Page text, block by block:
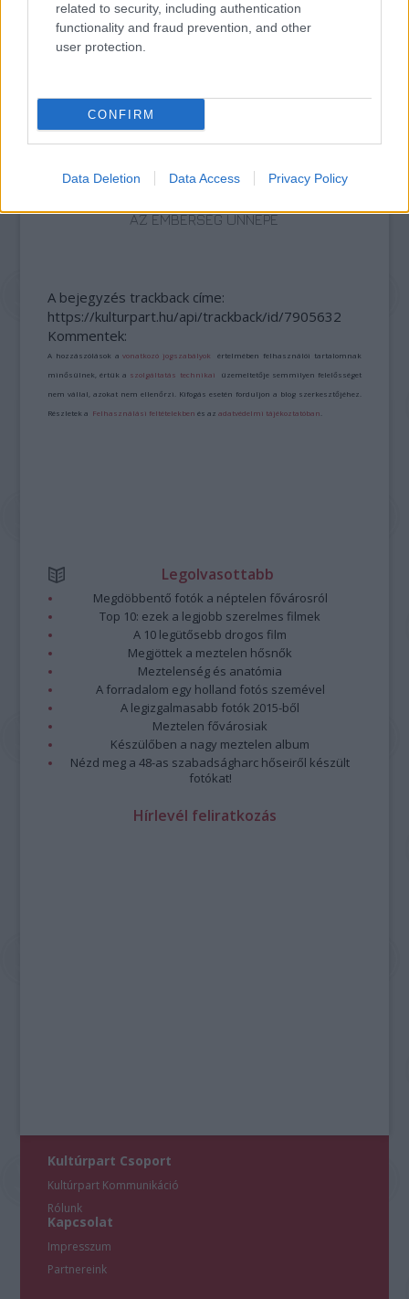
related to security, including authentication
functionality and fraud prevention, and other
user protection.
CONFIRM
Data Deletion Data Access Privacy Policy
AZ EMBERSÉG ÜNNEPE
A bejegyzés trackback címe:
https://kulturpart.hu/api/trackback/id/7905632
Kommentek:
A hozzászólások avonatkozó jogszabályok értelmében felhasználói tartalomnak
minősülnek, értük a szolgáltatás technikai üzemeltetője semmilyen felelősséget
nem vállal, azokat nem ellenőrzi. Kifogás esetén forduljon a blog szerkesztőjéhez.
Részletek a Felhasználási feltételekben és azadatvédelmi tájékoztatóban
Legolvasottabb
Megdöbbentő fotók a néptelen fővárosról
Top 10: ezek a legjobb szerelmes filmek
A 10 legütősebb drogos film
Megjöttek a meztelen hősnők
Meztelenség és anatómia
A forradalom egy holland fotós szemével
A legizgalmasabb fotók 2015-ből
Meztelen fővárosiak
Készülőben a nagy meztelen album
Nézd meg a 48-as szabadságharc hőseiről készült
fotókat!
Hírlevél feliratkozás
Kultúrpart Csoport
Kultúrpart Kommunikáció
Rólunk
Kapcsolat
Impresszum
Partnereink